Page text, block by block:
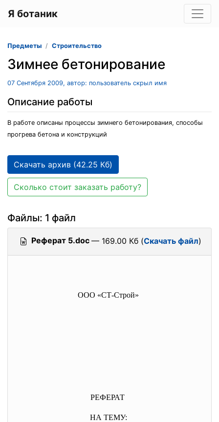
Я ботаник
Предметы Строительство
Зимнее бетонирование
07 Сентября 2009, автор: пользователь скрыл имя
Описание работы
В работе описаны процессы зимнего бетонирования, способы
прогрева бетона и конструкций
Скачать архив (42.25 Кб)
Сколько стоит заказать работу?
Файлы: 1 файл
Реферат 5.doc — 169.00 Кб (Скачать файл)
ООО «СТ-Строй»
РЕФЕРАТ
НА ТЕМУ: